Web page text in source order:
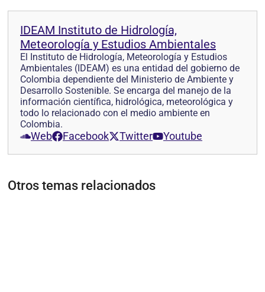
IDEAM Instituto de Hidrología,
Meteorología y Estudios Ambientales
El Instituto de Hidrología, Meteorología y Estudios
Ambientales (IDEAM) es una entidad del gobierno de
Colombia dependiente del Ministerio de Ambiente y
Desarrollo Sostenible. Se encarga del manejo de la
información científica, hidrológica, meteorológica y
todo lo relacionado con el medio ambiente en
Colombia.
Web Facebook Twitter Youtube
Otros temas relacionados